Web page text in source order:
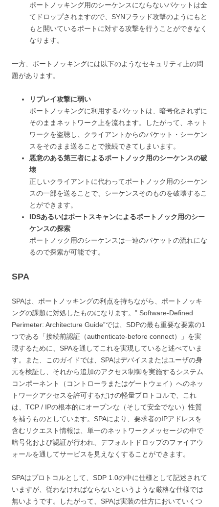
ポートノッキング用のシーケンスにならないパケットは全
てドロップされますので、SYNフラッド攻撃のようにもと
もと開いているポートに対する攻撃を行うことができなく
なります。
一方、ポートノッキングには以下のようなセキュリティ上の問
題があります。
リプレイ攻撃に弱い
ポートノッキングに利用するパケットは、暗号化されずに
そのままネットワーク上を流れます。したがって、ネット
ワークを盗聴し、クライアントからのパケット・シーケン
スをそのまま送ることで接続できてしまいます。
悪意のある第三者によるポートノック用のシーケンスの破
壊
正しいクライアントに代わってポートノック用のシーケン
スの一部を送ることで、シーケンスそのものを破壊するこ
とができます。
IDSあるいはポートスキャンによるポートノック用のシー
ケンスの探索
ポートノック用のシーケンスは一連のパケットの流れにな
るので探索が可能です。
SPA
SPAは、ポートノッキングの利点を持ちながら、ポートノッキ
ングの課題に対処したものになります。” Software-Defined
Perimeter: Architecture Guide”では、SDPの最も重要な要素の1
つである「接続前認証（authenticate-before connect）」を実
現するために、SPAを通してこれを実現していると述べていま
す。また、このガイドでは、SPAはデバイスまたはユーザの身
元を検証し、それから追加のアクセス制御を実施するシステム
コンポーネント（コントローラまたはゲートウェイ）へのネッ
トワークアクセスを許可するだけの軽量プロトコルで、これ
は、TCP / IPの根本的にオープンな（そして安全でない）性質
を補うものとしています。SPAにより、要求者のIPアドレスを
含むリクエスト情報は、単一のネットワークメッセージの中で
暗号化および認証が行われ、デフォルトドロップのファイアウ
ォールを通してサービスを見えなくすることができます。
SPAはプロトコルとして、SDP 1.0の中に仕様として記述されて
いますが、従わなければならないというような厳格な仕様では
無いようです。したがって、SPAは実装の仕方においていくつ